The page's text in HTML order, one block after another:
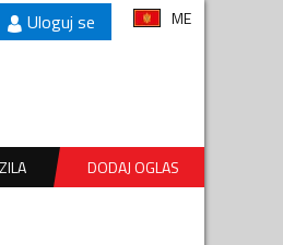
Uloguj se ME
DODAJ OGLAS